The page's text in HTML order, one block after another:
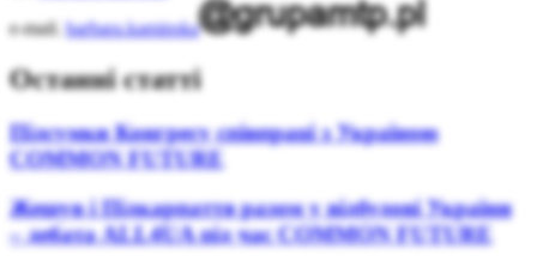
e-mail. barbara.kaminska
Останні статті
Підсумки Конгресу співпраці з Україною
COMMON FUTURE
Жешув і Підкарпаття разом у відбудові України
– дебата ALL4UA під час COMMON FUTURE